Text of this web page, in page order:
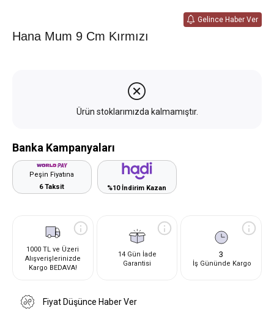
Gelince Haber Ver
Hana Mum 9 Cm Kırmızı
Ürün stoklarımızda kalmamıştır.
Banka Kampanyaları
Peşin Fiyatına
6 Taksit
%10 İndirim Kazan
1000 TL ve Üzeri
Alışverişlerinizde
Kargo BEDAVA!
14 Gün İade
Garantisi
3
İş Gününde Kargo
Fiyat Düşünce Haber Ver